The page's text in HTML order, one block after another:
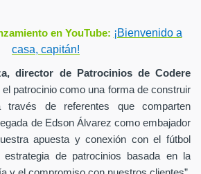
en YouTube: ¡Bienvenido a
casa, capitán!
director de Patrocinios de Codere
el patrocinio como una forma de construir
través de referentes que comparten
de Edson Álvarez como embajador
apuesta y conexión con el fútbol
de patrocinios basada en la